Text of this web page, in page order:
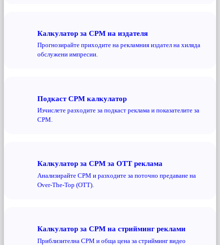
Калкулатор за CPM на издателя
Прогнозирайте приходите на рекламния издател на хиляда
обслужени импресии.
Подкаст CPM калкулатор
Изчислете разходите за подкаст реклама и показателите за
CPM.
Калкулатор за CPM за OTT реклама
Анализирайте CPM и разходите за поточно предаване на
Over-The-Top (OTT).
Калкулатор за CPM на стрийминг реклами
Приблизителна CPM и обща цена за стрийминг видео